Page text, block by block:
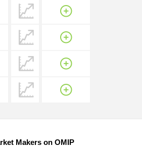
Makers on OMIP